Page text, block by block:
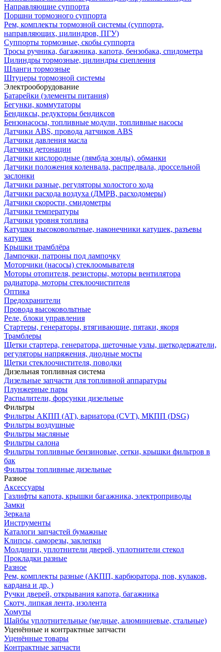
Направляющие суппорта
Поршни тормозного суппорта
Рем, комплекты тормозной системы (суппорта,
направляющих, цилиндров, ПГУ)
Суппорты тормозные, скобы суппорта
Тросы ручника, багажника, капота, бензобака, спидометра
Цилиндры тормозные, цилиндры сцепления
Шланги тормозные
Штуцеры тормозной системы
Электрооборудование
Батарейки (элементы питания)
Бегунки, коммутаторы
Бендиксы, редукторы бендиксов
Бензонасосы, топливные модули, топливные насосы
Датчики ABS, провода датчиков ABS
Датчики давления масла
Датчики детонации
Датчики кислородные (лямбда зонды), обманки
Датчики положения коленвала, распредвала, дроссельной
заслонки
Датчики разные, регуляторы холостого хода
Датчики расхода воздуха (ДМРВ, расходомеры)
Датчики скорости, смидометры
Датчики температуры
Датчики уровня топлива
Катушки высоковольтные, наконечники катушек, разъевы
катушек
Крышки трамблёра
Лампочки, патроны под лампочку
Моторчики (насосы) стеклоомывателя
Моторы отопителя, резисторы, моторы вентилятора
радиатора, моторы стеклоочистителя
Оптика
Предохранители
Провода высоковольтные
Реле, блоки управления
Стартеры, генераторы, втягивающие, пятаки, якоря
Трамблеры
Щетки стартера, генератора, щеточные узлы, щеткодержатели,
регуляторы напряжения, диодные мосты
Щетки стеклоочистителя, поводки
Дизельная топливная система
Дизельные запчасти для топливной аппаратуры
Плунжерные пары
Распылители, форсунки дизельные
Фильтры
Фильтры АКПП (AT), вариатора (CVT), МКПП (DSG)
Фильтры воздушные
Фильтры масляные
Фильтры салона
Фильтры топливные бензиновые, сетки, крышки фильтров в
бак
Фильтры топливные дизельные
Разное
Аксесcуары
Газлифты капота, крышки багажника, электроприводы
Замки
Зеркала
Инструменты
Каталоги запчастей бумажные
Клипсы, саморезы, заклепки
Молдинги, уплотнители дверей, уплотнители стекол
Прокладки разные
Разное
Рем, комплекты разные (АКПП, карбюратора, пов, кулаков,
кардана и др, )
Ручки дверей, открывания капота, багажника
Скотч, липкая лента, изолента
Хомуты
Шайбы уплотнительные (медные, алюминиевые, стальные)
Уценённые и контрактные запчасти
Уценённые товары
Контрактные запчасти